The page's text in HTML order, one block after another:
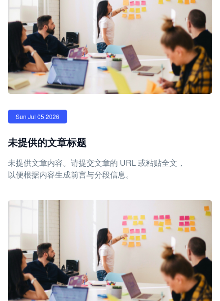
Sun Jul 05 2026
未提供的文章标题
未提供文章内容。请提交文章的 URL 或粘贴全文，
以便根据内容生成前言与分段信息。